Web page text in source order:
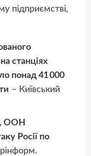
підприємстві,
станціях
понад 41 000
– Київський
ООН
Росії по